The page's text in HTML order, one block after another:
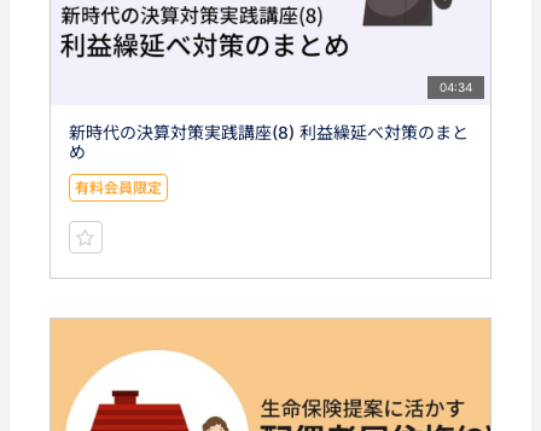
04:34
新時代の決算対策実践講座(8) 利益繰延べ対策のまと
め
有料会員限定